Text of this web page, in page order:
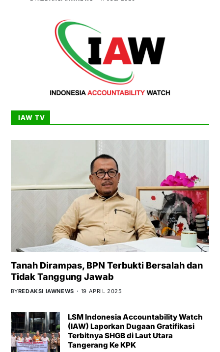
IAW TV
Tanah Dirampas, BPN Terbukti Bersalah dan
Tidak Tanggung Jawab
BYREDAKSI IAWNEWS 19 APRIL 2025
LSM Indonesia Accountability Watch
(IAW) Laporkan Dugaan Gratifikasi
Terbitnya SHGB di Laut Utara
Tangerang Ke KPK